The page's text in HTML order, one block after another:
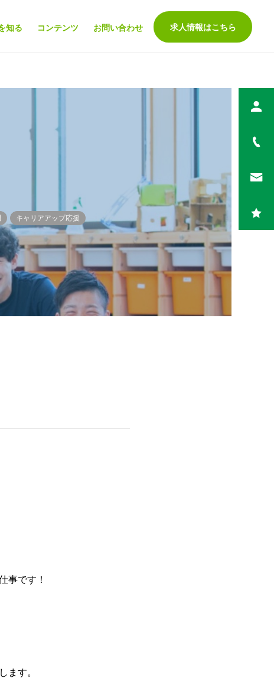
知る コンテンツ お問い合わせ 求人情報はこちら
育補助の仕事内容や求めら
れる役割を徹底解説！
学童保育の働き方を紹介！
仕事内容や働くメリットに
ついて
キャリアアップ応援
事です！
ます。